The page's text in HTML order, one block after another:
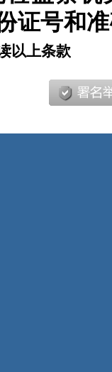
证号和
以上条款